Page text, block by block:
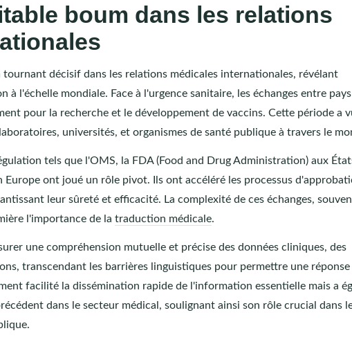
boum dans les relations
tournant décisif dans les relations médicales internationales, révélant
à l'échelle mondiale. Face à l'urgence sanitaire, les échanges entre
pour la recherche et le développement de vaccins. Cette période a
universités, et organismes de santé publique à travers le
tels que l'OMS, la FDA (Food and Drug Administration) aux
Europe ont joué un rôle pivot. Ils ont accéléré les processus
leur sûreté et efficacité. La complexité de ces échanges,
l'importance de la traduction médicale.
une compréhension mutuelle et précise des données cliniques, des
transcendant les barrières linguistiques pour permettre une
facilité la dissémination rapide de l'information essentielle mais a
dans le secteur médical, soulignant ainsi son rôle crucial dans